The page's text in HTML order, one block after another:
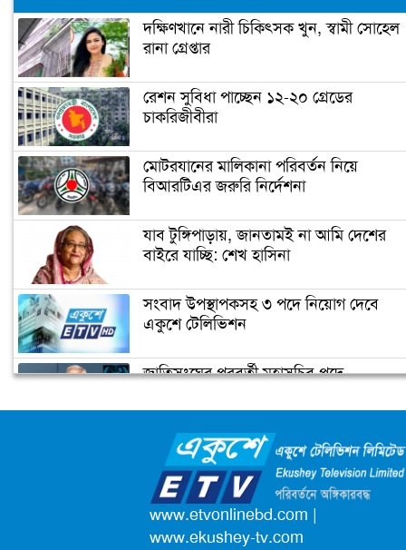
নারায়ণগঞ্জে গুদাম পরিষ্কার করতে গিয়ে ২
নারায়ণগঞ্জ পাসপোর্ট অফিসে ভাঙচুর,
কানাডা প্রবাসী আটক
করলো সন্ত্রাসীরা
ডিসির বাসভবনে পুলিশ কনস্টেবলের
আত্মহত্যা
উপজেলা ছাত্রলীগের নতুন কমিটি
আনন্দ মিছিল
দক্ষিণখানে নারী চিকিৎসক খুন, স্বামী সোহেল
রানা গ্রেপ্তার
রেশন সুবিধা পাচ্ছেন ১২-২০ গ্রেডের
চাকরিজীবীরা
মোটরযানের মালিকানা পরিবর্তন নিয়ে
বিআরটিএর জরুরি নির্দেশনা
যাব টুঙ্গিপাড়ায়, জানতামই না আমি দেশের
বাইরে যাচ্ছি: শেখ হাসিনা
সংবাদ উপস্থাপকসহ ৩ পদে নিয়োগ দেবে
একুশে টেলিভিশন
জাতিসংঘের পরবর্তী মহাসচিব পদে
ক্যাম্পাস অ্যাম্বাসেডর নিয়োগ দিচ্ছে একুশে
টেলিভিশন
পদোন্নতি পেয়ে সচিব হলেন ২ কর্মকর্তা
www.etvonlinebd.com |
www.ekushey-tv.com